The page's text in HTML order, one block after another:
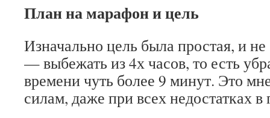
План на марафон и цель
Изначально цель была простая, и
— выбежать из 4х часов, то есть
времени чуть более 9 минут. Это
силам, даже при всех недостатках в